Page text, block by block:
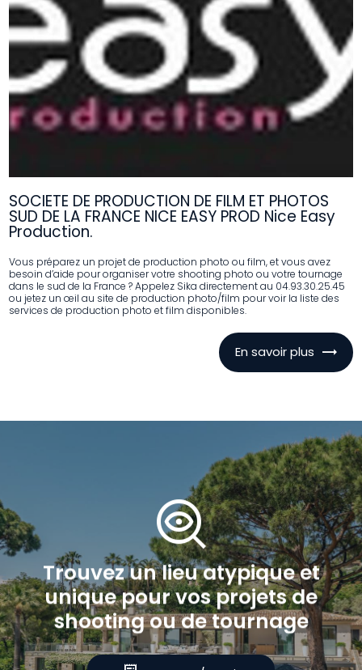
SOCIETE DE PRODUCTION DE FILM ET PHOTOS
SUD DE LA FRANCE NICE EASY PROD Nice Easy
Production.
Vous préparez un projet de production photo ou film, et vous avez
besoin d’aide pour organiser votre shooting photo ou votre tournage
dans le sud de la France ? Appelez Sika directement au 04.93.30.25.45
ou jetez un œil au site de production photo/film pour voir la liste des
services de production photo et film disponibles.
En savoir plus
mystery
Trouvezunlieuatypiqueet
uniquepourvosprojetsde
shootingoudetournage